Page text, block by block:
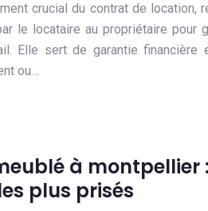
crucial du contrat de location,
le locataire au propriétaire pour
Elle sert de garantie financière
ou…
à montpellier
plus prisés